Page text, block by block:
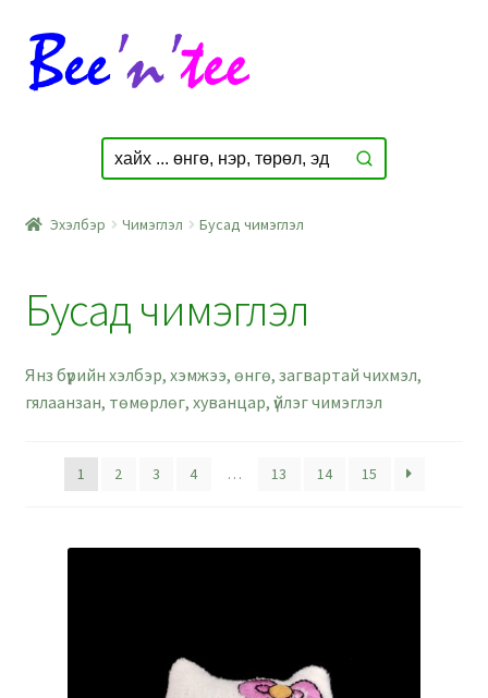
Skip
to
navigation
Skip
to
content
Эхэлбэр Чимэглэл Бусад чимэглэл
Бусад чимэглэл
Янз бүрийн хэлбэр, хэмжээ, өнгө, загвартай чихмэл,
гялаанзан, төмөрлөг, хуванцар, үйлэг чимэглэл
1 2 3 4 … 13 14 15